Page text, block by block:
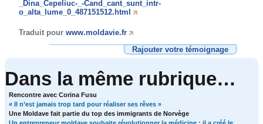
_Dina_Cepeliuc-_-Cand_cant_sunt_intr-
o_alta_lume_0_487151512.html
Traduit pour www.moldavie.fr
Rajouter votre témoignage
Dans la même rubrique…
Rencontre avec Corina Fusu
« Il n’est jamais trop tard pour réaliser ses rêves »
Une Moldave fait partie du top des immigrants de Norvège